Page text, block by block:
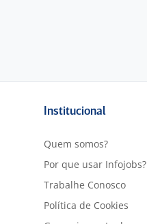
Institucional
Quem somos?
Por que usar Infojobs?
Trabalhe Conosco
Política de Cookies